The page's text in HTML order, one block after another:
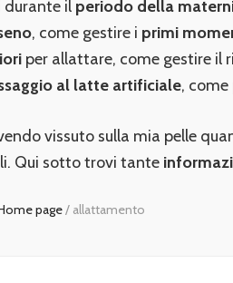
durante il periodo della
, come gestire i primi
per allattare, come gestire il
al latte artificiale, come
vissuto sulla mia pelle
Qui sotto trovi tante
page/ allattamento